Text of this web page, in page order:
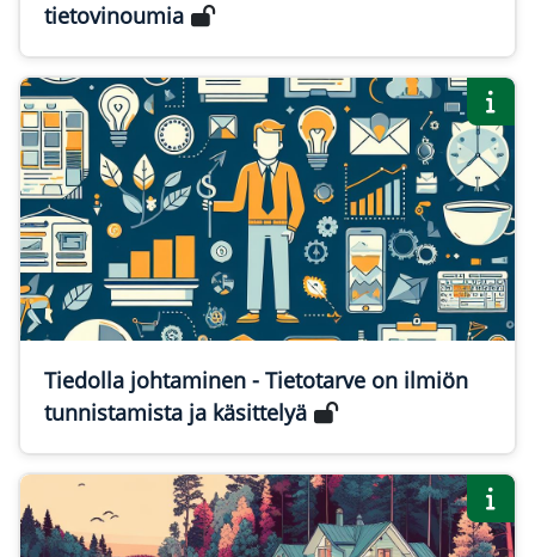
tietovinoumia
Tiedolla johtaminen - Tietotarve on ilmiön
tunnistamista ja käsittelyä